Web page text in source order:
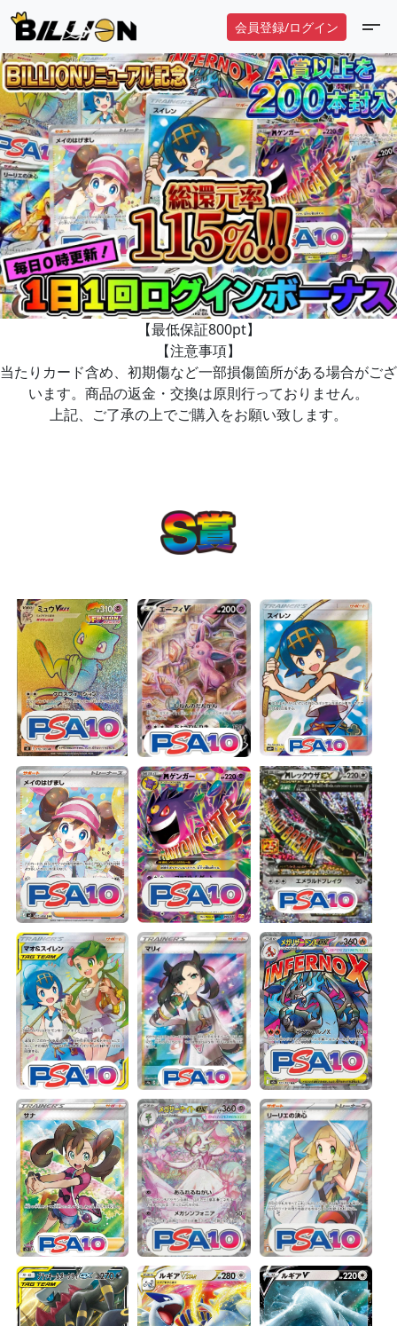
会員登録/ログイン
【最低保証800pt】
【注意事項】
当たりカード含め、初期傷など一部損傷箇所がある場合がござ
います。商品の返金・交換は原則行っておりません。
上記、ご了承の上でご購入をお願い致します。